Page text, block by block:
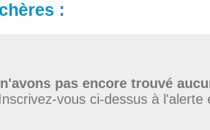
:
pas encore trouvé
Inscrivez-vous ci-dessus à